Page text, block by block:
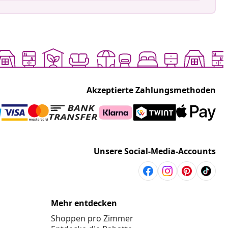
Akzeptierte Zahlungsmethoden
Unsere Social-Media-Accounts
Mehr entdecken
Shoppen pro Zimmer